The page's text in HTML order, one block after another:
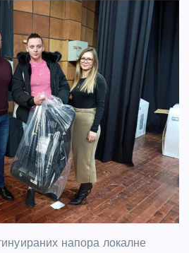
напора локалне